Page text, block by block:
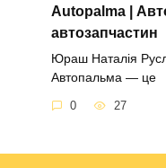
Autopalma |
автозапчастин
Юраш Наталія
Автопальма — це
0 27